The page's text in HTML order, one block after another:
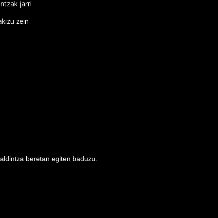
jarri
zein
beretan egiten baduzu.